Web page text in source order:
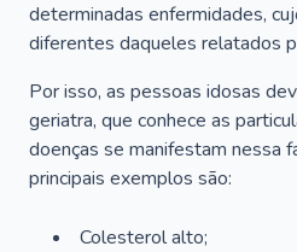
determinadas enfermidades,
diferentes daqueles relatados
Por isso, as pessoas idosas
geriatra, que conhece as
doenças se manifestam nessa
principais exemplos são:
Colesterol alto;